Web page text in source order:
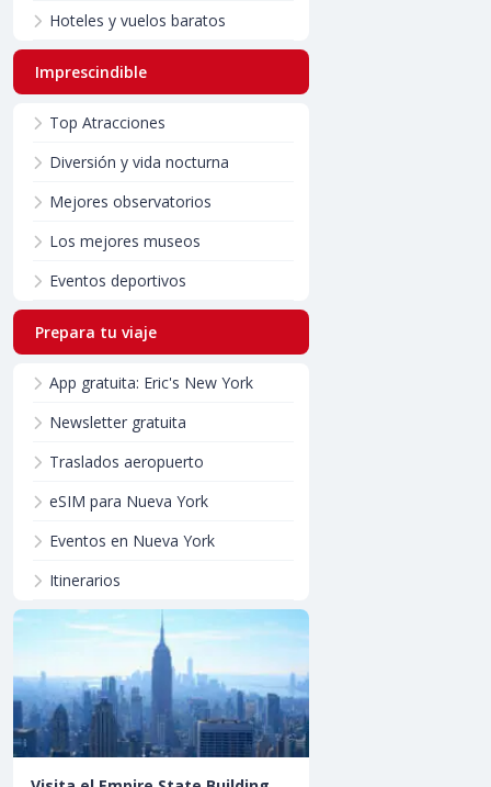
Hoteles y vuelos baratos
Imprescindible
Top Atracciones
Diversión y vida nocturna
Mejores observatorios
Los mejores museos
Eventos deportivos
Prepara tu viaje
App gratuita: Eric's New York
Newsletter gratuita
Traslados aeropuerto
eSIM para Nueva York
Eventos en Nueva York
Itinerarios